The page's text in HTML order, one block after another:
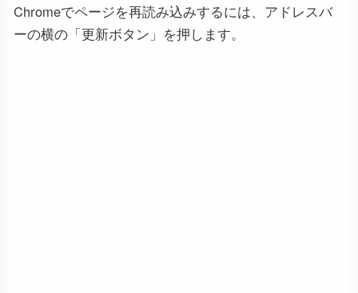
Chromeでページを再読み込みするには、アドレスバ
ーの横の「更新ボタン」を押します。